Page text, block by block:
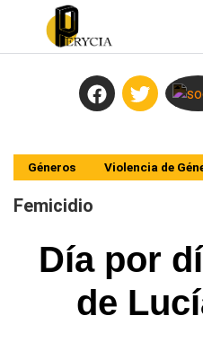
Géneros Violencia de
Femicidio
Día por
de